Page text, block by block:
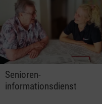
Senioren-
informationsdienst